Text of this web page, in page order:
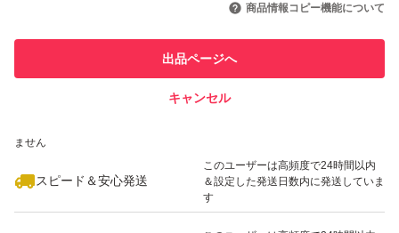
での取引実績があります
ません
スピード＆安心発送
このユーザーは高頻度で24時間以内
＆設定した発送日数内に発送していま
す
商品情報コピー機能について
出品ページへ
キャンセル